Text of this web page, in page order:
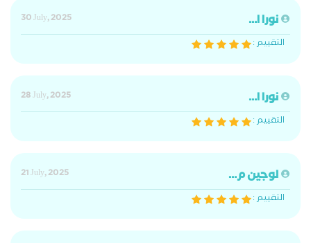
نورا ا...
30 July, 2025
التقييم :
نورا ا...
28 July, 2025
التقييم :
لوجين م...
21 July, 2025
التقييم :